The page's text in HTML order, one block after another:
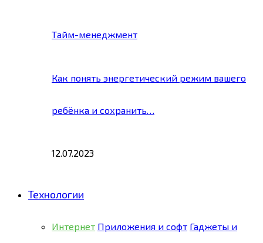
Тайм-менеджмент
Как понять энергетический режим вашего
ребёнка и сохранить…
12.07.2023
Технологии
Интернет Приложения и софт Гаджеты и